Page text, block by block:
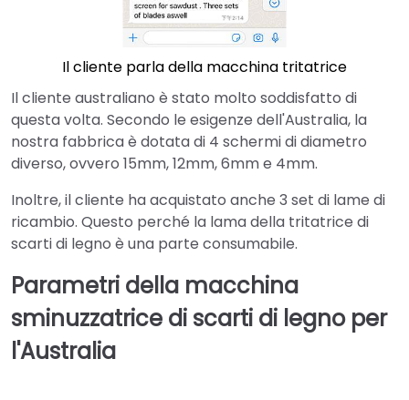
Il cliente parla della macchina tritatrice
Il cliente australiano è stato molto soddisfatto di
questa volta. Secondo le esigenze dell'Australia, la
nostra fabbrica è dotata di 4 schermi di diametro
diverso, ovvero 15mm, 12mm, 6mm e 4mm.
Inoltre, il cliente ha acquistato anche 3 set di lame di
ricambio. Questo perché la lama della tritatrice di
scarti di legno è una parte consumabile.
Parametri della macchina
sminuzzatrice di scarti di legno per
l'Australia